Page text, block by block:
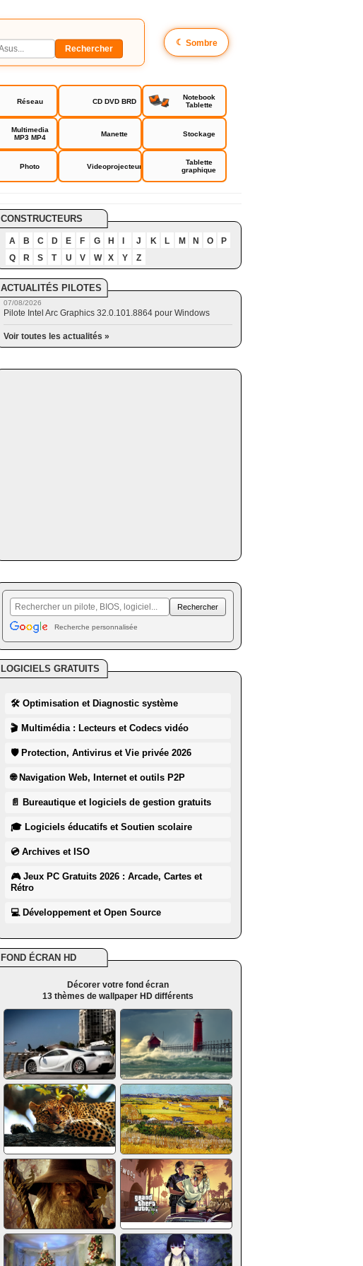
☾ Sombre
Réseau CD DVD BRD
Notebook
Tablette
Multimedia
MP3 MP4
Manette Stockage
Photo Videoprojecteur
Tablette
graphique
CONSTRUCTEURS
A B C D E F G H J K L M N O
P
Q
R S T U V W X Y Z
ACTUALITÉS PILOTES
07/08/2026
Pilote Intel Arc Graphics 32.0.101.8864 pour Windows
Voir toutes les actualités »
Recherche personnalisée
LOGICIELS GRATUITS
🛠 Optimisation et Diagnostic système
🎬 Multimédia : Lecteurs et Codecs vidéo
🛡 Protection, Antivirus et Vie privée 2026
🌐 Navigation Web, Internet et outils P2P
📄 Bureautique et logiciels de gestion gratuits
🎓 Logiciels éducatifs et Soutien scolaire
💿 Archives et ISO
🎮 Jeux PC Gratuits 2026 : Arcade, Cartes et
Rétro
💻 Développement et Open Source
FOND ÉCRAN HD
Décorer votre fond écran
13 thèmes de wallpaper HD différents